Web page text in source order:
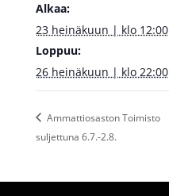
Alkaa:
23 heinäkuun | klo 12:00
Loppuu:
26 heinäkuun | klo 22:00
Ammattiosaston Toimisto
suljettuna 6.7.-2.8.